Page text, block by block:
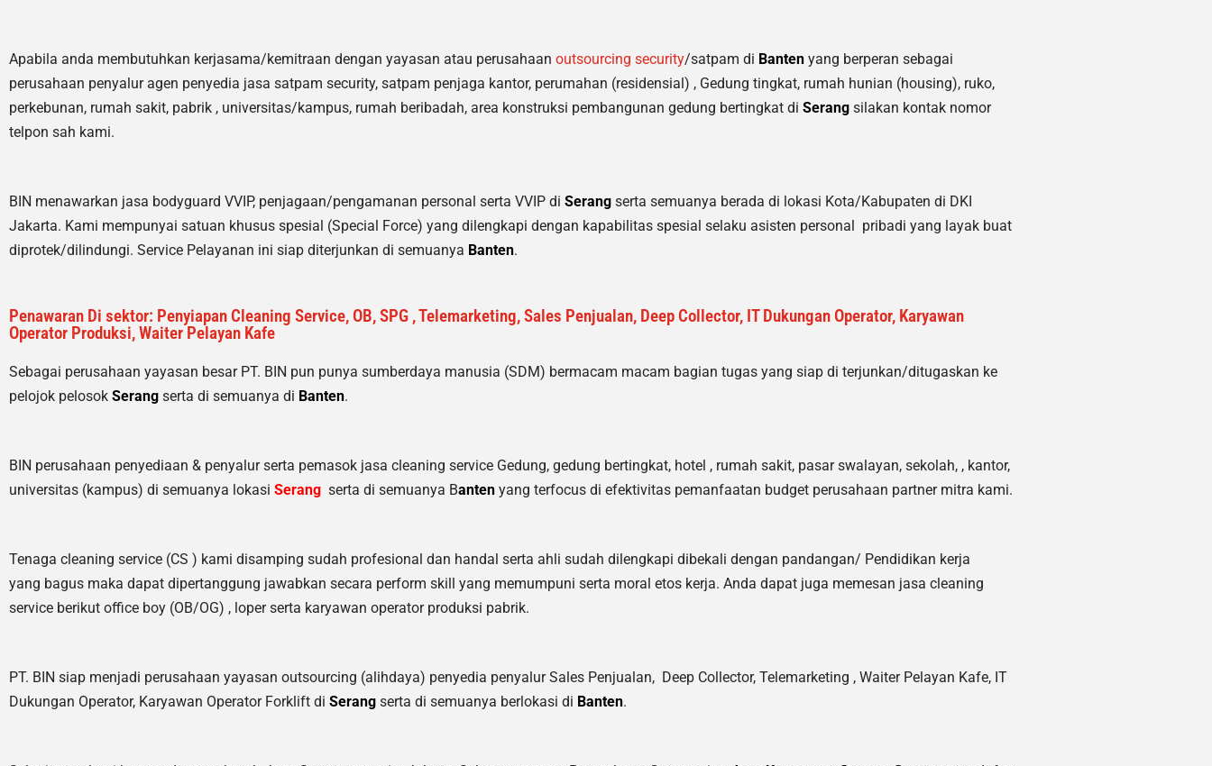
Apabila anda membutuhkan kerjasama/kemitraan dengan yayasan atau perusahaan outsourcing security/satpam di Banten yang berperan sebagai
perusahaan penyalur agen penyedia jasa satpam security, satpam penjaga kantor, perumahan (residensial) , Gedung tingkat, rumah hunian (housing), ruko,
perkebunan, rumah sakit, pabrik , universitas/kampus, rumah beribadah, area konstruksi pembangunan gedung bertingkat di Serang silakan kontak nomor
telpon sah kami.
BIN menawarkan jasa bodyguard VVIP, penjagaan/pengamanan personal serta VVIP di Serang serta semuanya berada di lokasi Kota/Kabupaten di DKI
Jakarta. Kami mempunyai satuan khusus spesial (Special Force) yang dilengkapi dengan kapabilitas spesial selaku asisten personal pribadi yang layak buat
diprotek/dilindungi. Service Pelayanan ini siap diterjunkan di semuanya Banten.
Penawaran Di sektor: Penyiapan Cleaning Service, OB, SPG , Telemarketing, Sales Penjualan, Deep Collector, IT Dukungan Operator, Karyawan
Operator Produksi, Waiter Pelayan Kafe
Sebagai perusahaan yayasan besar PT. BIN pun punya sumberdaya manusia (SDM) bermacam macam bagian tugas yang siap di terjunkan/ditugaskan ke
pelojok pelosok Serang serta di semuanya di Banten.
BIN perusahaan penyediaan & penyalur serta pemasok jasa cleaning service Gedung, gedung bertingkat, hotel , rumah sakit, pasar swalayan, sekolah, , kantor,
universitas (kampus) di semuanya lokasi Serang serta di semuanya Banten yang terfocus di efektivitas pemanfaatan budget perusahaan partner mitra kami.
Tenaga cleaning service (CS ) kami disamping sudah profesional dan handal serta ahli sudah dilengkapi dibekali dengan pandangan/ Pendidikan kerja
yang bagus maka dapat dipertanggung jawabkan secara perform skill yang memumpuni serta moral etos kerja. Anda dapat juga memesan jasa cleaning
service berikut office boy (OB/OG) , loper serta karyawan operator produksi pabrik.
PT. BIN siap menjadi perusahaan yayasan outsourcing (alihdaya) penyedia penyalur Sales Penjualan, Deep Collector, Telemarketing , Waiter Pelayan Kafe, IT
Dukungan Operator, Karyawan Operator Forklift di Serang serta di semuanya berlokasi di Banten.